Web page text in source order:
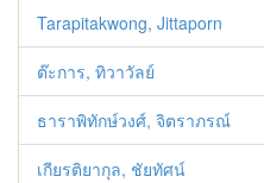
Tarapitakwong, Jittaporn
ต๊ะการ, ทิวาวัลย์
ธาราพิทักษ์วงศ์, จิตราภรณ์
เกียรติยากุล, ชัยทัศน์